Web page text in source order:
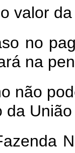
valor
no
na
não
da